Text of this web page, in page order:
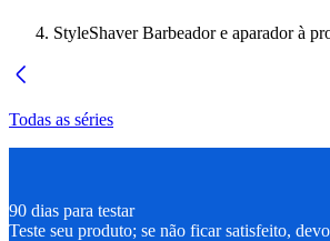
StyleShaver Barbeador e aparador à
Todas as séries
90 dias para testar
Teste seu produto; se não ficar satisfeito,